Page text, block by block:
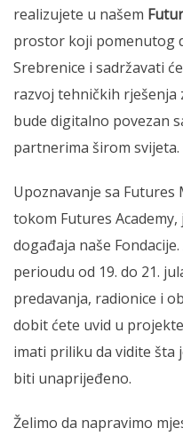
realizujete u našem
prostor koji pomenutog
Srebrenice i sadržavati
razvoj tehničkih rješenja
bude digitalno povezan
partnerima širom svijeta.
Upoznavanje sa Futures
tokom Futures
događaja naše
perioudu od 19. do 21.
predavanja, radionice i
dobit ćete uvid u
imati priliku da vidite šta
biti unaprijeđeno.
Želimo da napravimo